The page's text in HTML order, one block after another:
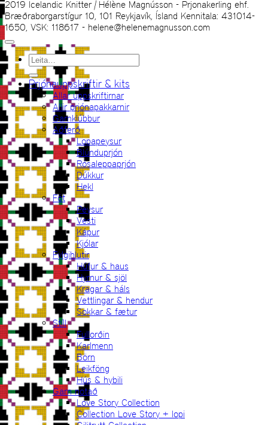
2019 Icelandic Knitter | Hélène Magnússon - Prjonakerling ehf.
Bræðraborgarstígur 10, 101 Reykjavík, Ísland Kennitala: 431014-
1650, VSK: 118617 - helene@helenemagnusson.com
Leita
eftir:
Prjónauppskriftir & kits
Allar uppskriftirnar
Allir prjónapakkarnir
Garnklúbbur
Aðferð
Lopapeysur
Blúnduprjón
Rósaleppaprjón
Dúkkur
Hekl
Föt
Peysur
Vesti
Kápur
Kjólar
Fylgihlutir
Húfur & haus
Hyrnur & sjöl
Kragar & háls
Vettlingar & hendur
Sokkar & fætur
Stíll
Fullorðin
Karlmenn
Börn
Leikföng
Hús & hybili
Garn notað
Love Story Collection
Collection Love Story + lopi